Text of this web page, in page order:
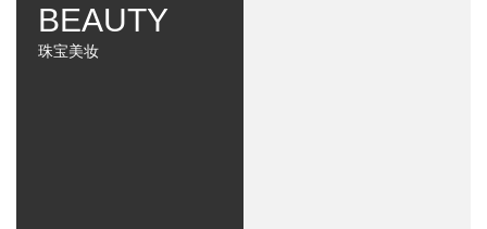
BEAUTY
珠宝美妆